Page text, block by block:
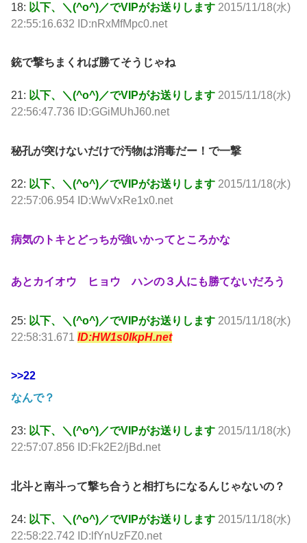
18: 以下、＼(^o^)／でVIPがお送りします 2015/11/18(水)
22:55:16.632 ID:nRxMfMpc0.net
銃で撃ちまくれば勝てそうじゃね
21: 以下、＼(^o^)／でVIPがお送りします 2015/11/18(水)
22:56:47.736 ID:GGiMUhJ60.net
秘孔が突けないだけで汚物は消毒だー！で一撃
22: 以下、＼(^o^)／でVIPがお送りします 2015/11/18(水)
22:57:06.954 ID:WwVxRe1x0.net
病気のトキとどっちが強いかってところかな
あとカイオウ ヒョウ ハンの３人にも勝てないだろう
25: 以下、＼(^o^)／でVIPがお送りします 2015/11/18(水)
22:58:31.671 ID:HW1s0IkpH.net
>>22
なんで？
23: 以下、＼(^o^)／でVIPがお送りします 2015/11/18(水)
22:57:07.856 ID:Fk2E2/jBd.net
北斗と南斗って撃ち合うと相打ちになるんじゃないの？
24: 以下、＼(^o^)／でVIPがお送りします 2015/11/18(水)
22:58:22.742 ID:lfYnUzFZ0.net